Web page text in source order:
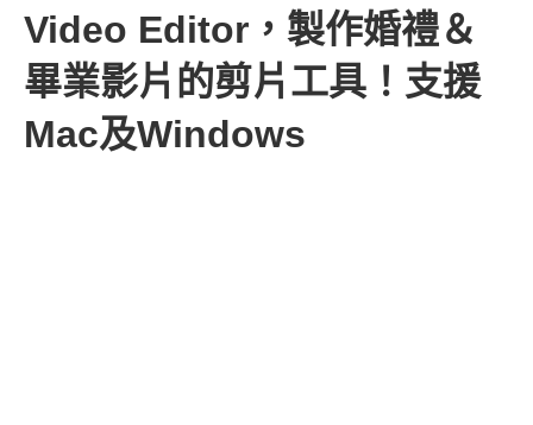
Video Editor，製作婚禮＆
畢業影片的剪片工具！支援
Mac及Windows